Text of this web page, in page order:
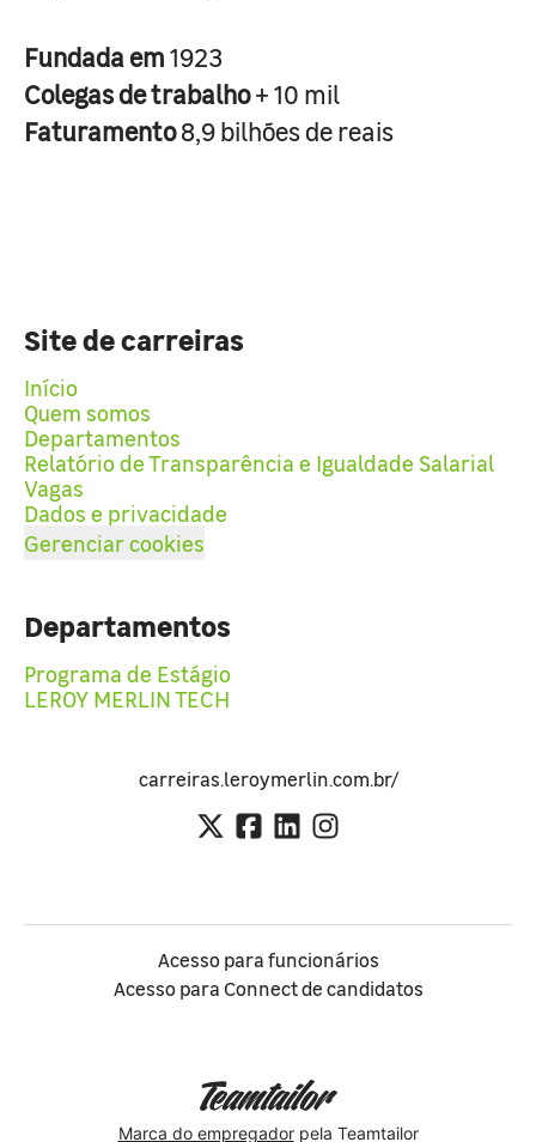
Fundada em1923
Colegas de trabalho+ 10 mil
Faturamento8,9 bilhões de reais
Site de carreiras
Início
Quem somos
Departamentos
Relatório de Transparência e Igualdade Salarial
Vagas
Dados e privacidade
Gerenciar cookies
Departamentos
Programa de Estágio
LEROY MERLIN TECH
carreiras.leroymerlin.com.br/
Acesso para funcionários
Acesso para Connect de candidatos
Marca do empregadorpela Teamtailor